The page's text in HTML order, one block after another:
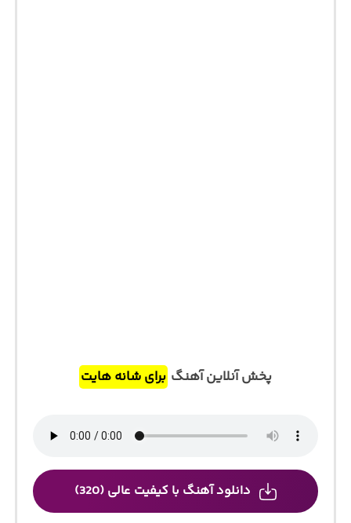
پخش آنلاین آهنگ برای شانه هایت
دانلود آهنگ با کیفیت عالی (320)